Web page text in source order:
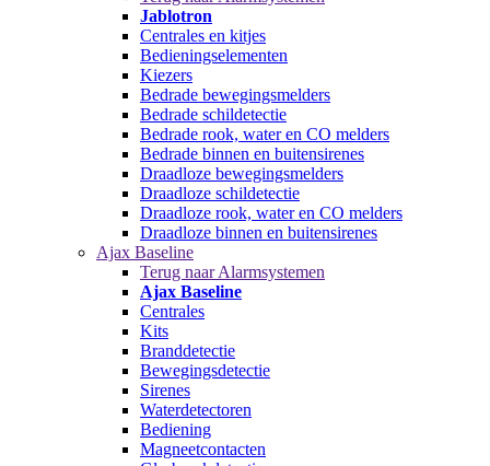
Jablotron
Centrales en kitjes
Bedieningselementen
Kiezers
Bedrade bewegingsmelders
Bedrade schildetectie
Bedrade rook, water en CO melders
Bedrade binnen en buitensirenes
Draadloze bewegingsmelders
Draadloze schildetectie
Draadloze rook, water en CO melders
Draadloze binnen en buitensirenes
Ajax Baseline
Terug naar Alarmsystemen
Ajax Baseline
Centrales
Kits
Branddetectie
Bewegingsdetectie
Sirenes
Waterdetectoren
Bediening
Magneetcontacten